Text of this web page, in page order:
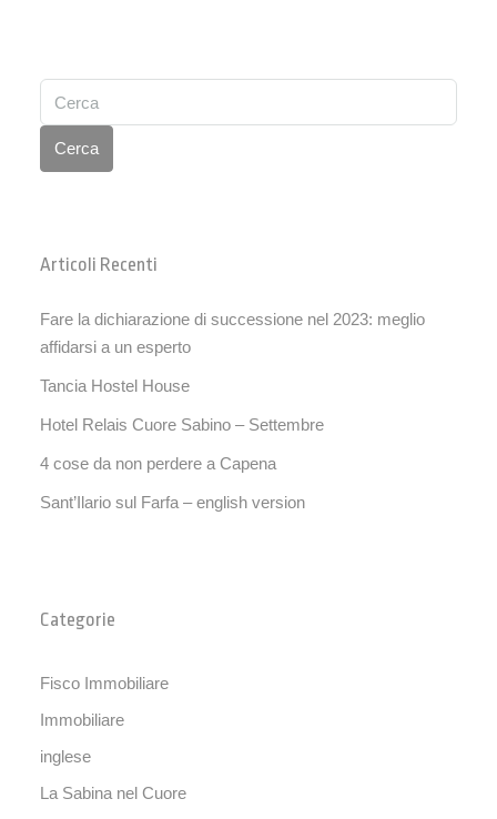
Cerca
Articoli Recenti
Fare la dichiarazione di successione nel 2023: meglio
affidarsi a un esperto
Tancia Hostel House
Hotel Relais Cuore Sabino – Settembre
4 cose da non perdere a Capena
Sant’Ilario sul Farfa – english version
Categorie
Fisco Immobiliare
Immobiliare
inglese
La Sabina nel Cuore